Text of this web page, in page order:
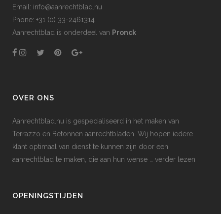
Email: info@aanrechtblad.nu
Phone: +31 (0) 33-2461314
Aanrechtblad is onderdeel van Pronck
OVER ONS
Aanrechtblad.nu is gespecialiseerd in het maken van
Terrazzo en Betonnen aanrechtbladen. Wij hopen iedere
klant optimaal van dienst te kunnen zijn door een
aanrechtblad te maken, die aan hun wense … verder lezen
OPENINGSTIJDEN